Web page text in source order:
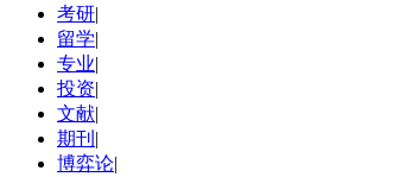
考研|
留学|
专业|
投资|
文献|
期刊 |
博弈论|